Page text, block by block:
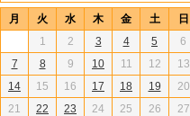
月 火 水 木 金 土 日
1 2 3 4 5
6
7
8 9 10 11 12
13
14
15 16 17 18 19
20
21
22 23 24 25 26
27